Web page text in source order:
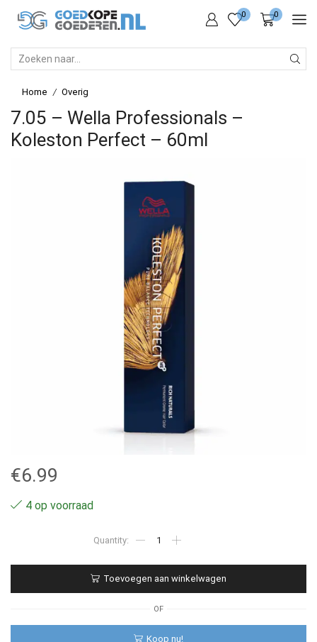
0 0
Home / Overig
7.05 – Wella Professionals –
Koleston Perfect – 60ml
€6.99
4 op voorraad
–
Koleston
Perfect
60ml
Toevoegen aan winkelwagen
OF
Koop nu!